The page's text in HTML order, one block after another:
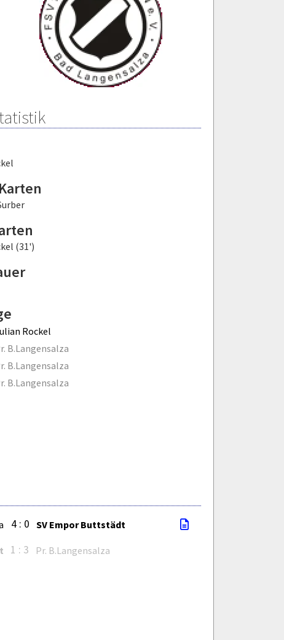
(31')
Rockel
B.Langensalza
B.Langensalza
B.Langensalza
4 : 0 SV Empor Buttstädt
1 : 3 Pr. B.Langensalza